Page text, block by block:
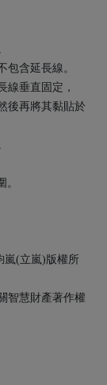
包含延長線。
線垂直固定，
後再將其黏貼於
嵐(立嵐)版權所
智慧財產著作權